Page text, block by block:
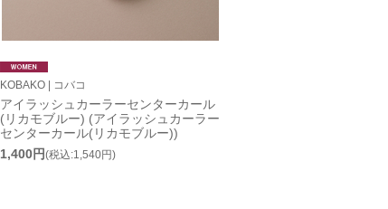
KOBAKO | コバコ
アイラッシュカーラーセンターカール
(リカモブルー) (アイラッシュカーラー
センターカール(リカモブルー))
1,400円(税込:1,540円)